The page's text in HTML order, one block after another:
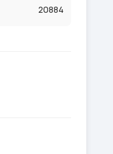
20884